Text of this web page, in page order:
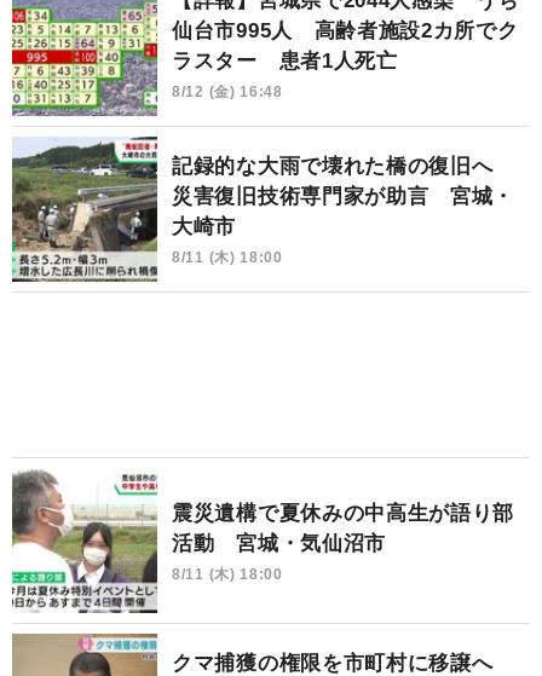
仙台市995人 高齢者施設2カ所でク
ラスター 患者1人死亡
8/12 (金) 16:48
記録的な大雨で壊れた橋の復旧へ
災害復旧技術専門家が助言 宮城・
大崎市
8/11 (木) 18:00
震災遺構で夏休みの中高生が語り部
活動 宮城・気仙沼市
8/11 (木) 18:00
クマ捕獲の権限を市町村に移譲へ